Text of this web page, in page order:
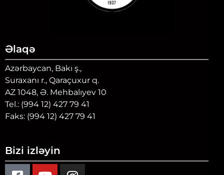
Əlaqə
Azərbaycan, Bakı ş.,
Suraxanı r., Qaraçuxur q.
AZ 1048, Ə. Mehbalıyev 10
Tel.: (994 12) 427 79 41
Faks: (994 12) 427 79 41
Bizi izləyin